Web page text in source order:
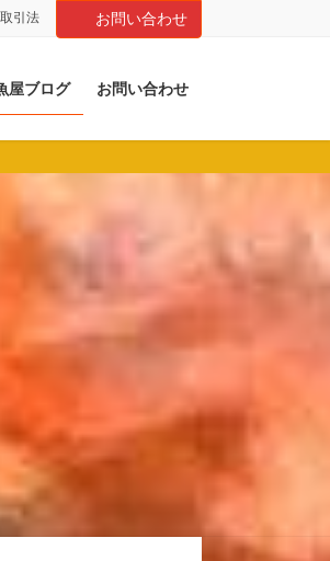
引法 お問い合わせ
屋ブログ お問い合わせ